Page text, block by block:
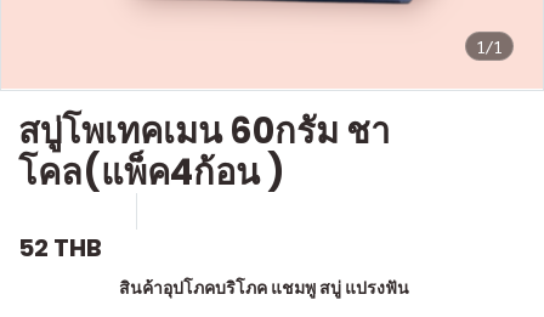
1/1
สบู่โพเทคเมน 60กรัม ชา
โคล(แพ็ค4ก้อน )
52 THB
สินค้าอุปโภคบริโภค แชมพู สบู่ แปรงฟัน